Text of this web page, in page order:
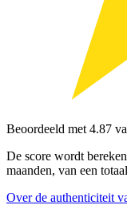
Beoordeeld met 4.87
De score wordt
maanden, van een
Over de authenticiteit